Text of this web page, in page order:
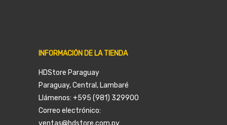
INFORMACIÓN DE LA TIENDA
HDStore Paraguay
Paraguay, Central, Lambaré
Llámenos: +595 (981) 329900
Correo electrónico: